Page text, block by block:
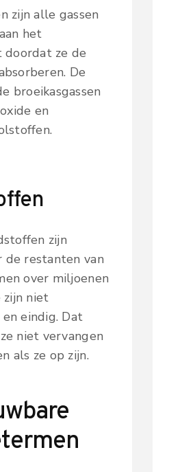
zijn alle gassen
het
doordat ze de
De
broeikasgassen
en
zijn
de restanten van
over miljoenen
zijn niet
eindig. Dat
niet vervangen
als ze op zijn.